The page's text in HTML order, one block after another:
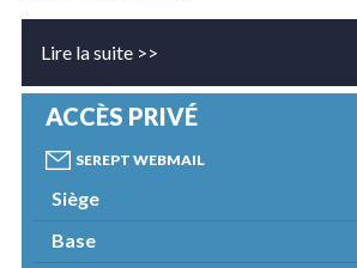
Lire la suite >>
ACCÈS PRIVÉ
SEREPT WEBMAIL
Siège
Base